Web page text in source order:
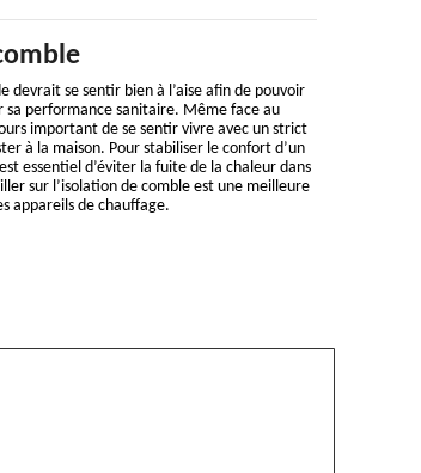
devrait se sentir bien à l’aise afin de pouvoir
performance sanitaire. Même face au
important de se sentir vivre avec un strict
à la maison. Pour stabiliser le confort d’un
essentiel d’éviter la fuite de la chaleur dans
sur l’isolation de comble est une meilleure
appareils de chauffage.